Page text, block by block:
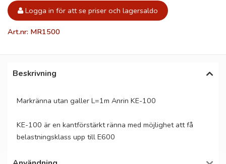
Logga in för att se priser och lagersaldo
Art.nr: MR1500
Beskrivning
Markränna utan galler L=1m Anrin KE-100
KE-100 är en kantförstärkt ränna med möjlighet att få
belastningsklass upp till E600